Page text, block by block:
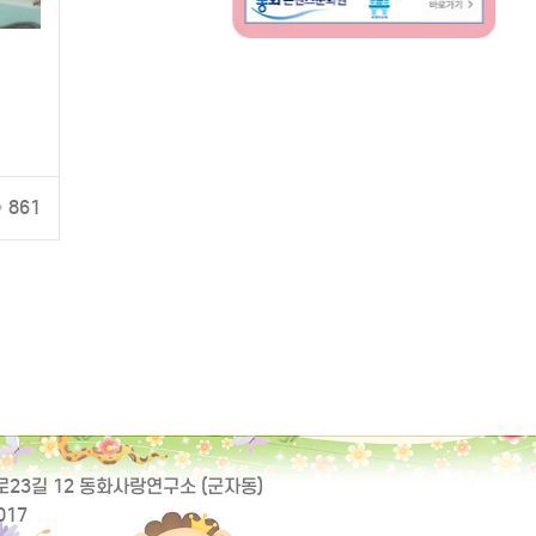
861
길 12 동화사랑연구소 (군자동)